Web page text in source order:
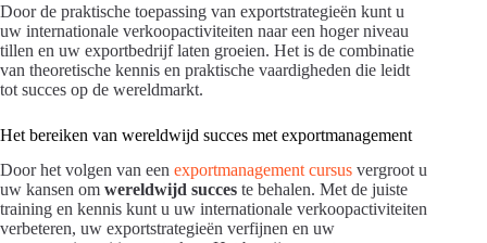
Door de praktische toepassing van exportstrategieën kunt u
uw internationale verkoopactiviteiten naar een hoger niveau
tillen en uw exportbedrijf laten groeien. Het is de combinatie
van theoretische kennis en praktische vaardigheden die leidt
tot succes op de wereldmarkt.
Het bereiken van wereldwijd succes met exportmanagement
Door het volgen van een exportmanagement cursus vergroot u
uw kansen om wereldwijd succes te behalen. Met de juiste
training en kennis kunt u uw internationale verkoopactiviteiten
verbeteren, uw exportstrategieën verfijnen en uw